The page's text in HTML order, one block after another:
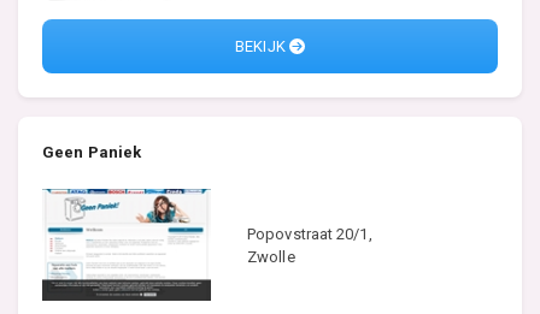
BEKIJK
Geen Paniek
Popovstraat 20/1,
Zwolle